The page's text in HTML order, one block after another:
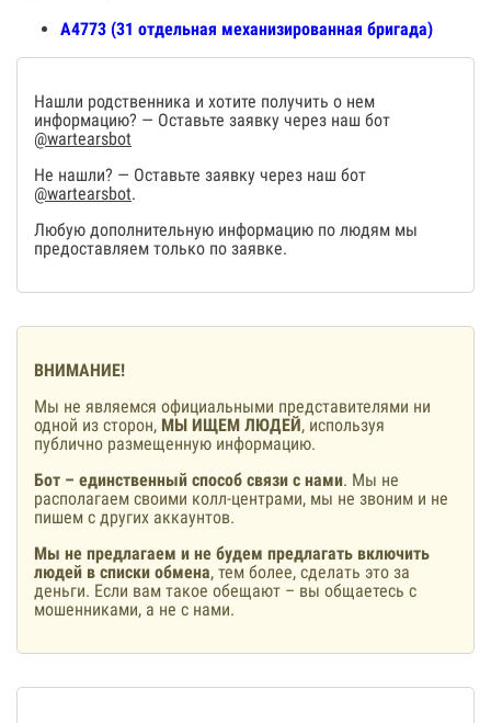
А4773 (31 отдельная механизированная бригада)
Нашли родственника и хотите получить о нем
информацию? — Оставьте заявку через наш бот
@wartearsbot
Не нашли? — Оставьте заявку через наш бот
@wartearsbot.
Любую дополнительную информацию по людям мы
предоставляем только по заявке.
ВНИМАНИЕ!
Мы не являемся официальными представителями ни
одной из сторон, МЫ ИЩЕМ ЛЮДЕЙ, используя
публично размещенную информацию.
Бот – единственный способ связи с нами. Мы не
располагаем своими колл-центрами, мы не звоним и не
пишем с других аккаунтов.
Мы не предлагаем и не будем предлагать включить
людей в списки обмена, тем более, сделать это за
деньги. Если вам такое обещают – вы общаетесь с
мошенниками, а не с нами.